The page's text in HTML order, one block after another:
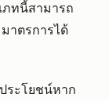
ภทนี้สามารถ
าตรการได้
ระโยชน์หาก